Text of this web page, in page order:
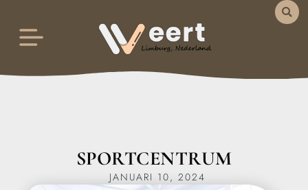
SPORTCENTRUM
JANUARI 10, 2024